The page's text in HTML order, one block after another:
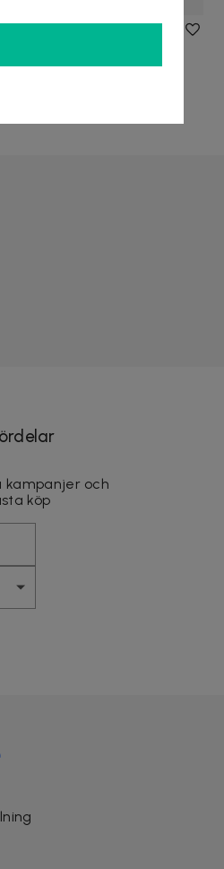
999 kr-33%
4-pack
och vädertåliga stolar för
eller uteplats.
kampanjer och
köp